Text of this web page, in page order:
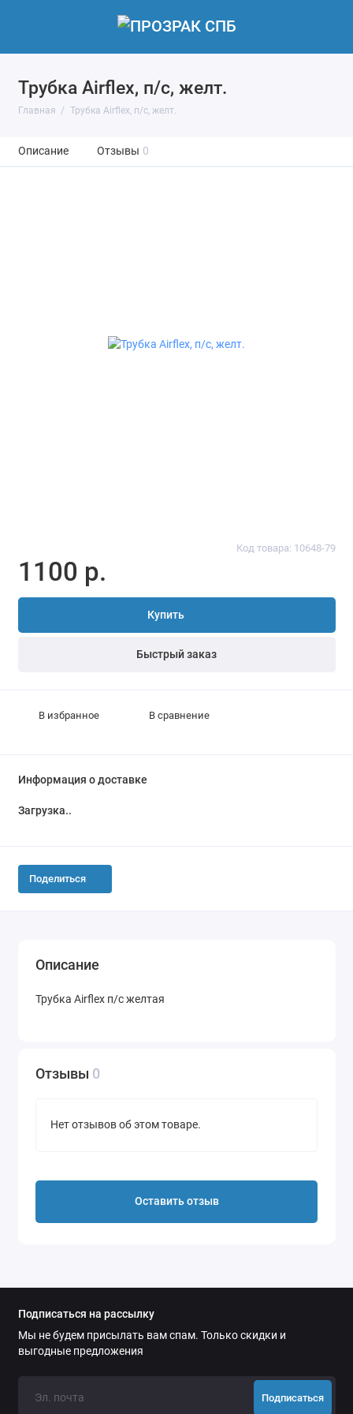
Трубка Airflex, п/с, желт.
Главная Трубка Airflex, п/с, желт.
Описание Отзывы 0
Код товара: 10648-79
1100 р.
Купить
Быстрый заказ
В избранное В сравнение
Информация о доставке
Загрузка...
Поделиться
Описание
Трубка Airflex п/с желтая
Отзывы 0
Нет отзывов об этом товаре.
Оставить отзыв
Подписаться на рассылку
Мы не будем присылать вам спам. Только скидки и
выгодные предложения
Подписаться